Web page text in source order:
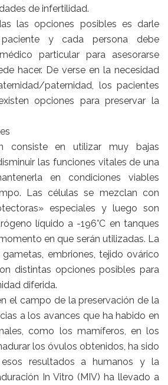
de infertilidad.
las opciones posibles es darle
y cada persona debe
particular para asesorarse
hacer. De verse en la necesidad
paternidad, los pacientes
opciones para preservar la
consiste en utilizar muy bajas
las funciones vitales de una
en condiciones viables
Las células se mezclan con
especiales y luego son
líquido a -196°C en tanques
en que serán utilizadas. La
embriones, tejido ovárico
distintas opciones posibles para
diferida.
el campo de la preservación de la
a los avances que ha habido en
como los mamíferos, en los
los óvulos obtenidos, ha sido
resultados a humanos y la
In Vitro (MIV) ha llevado a